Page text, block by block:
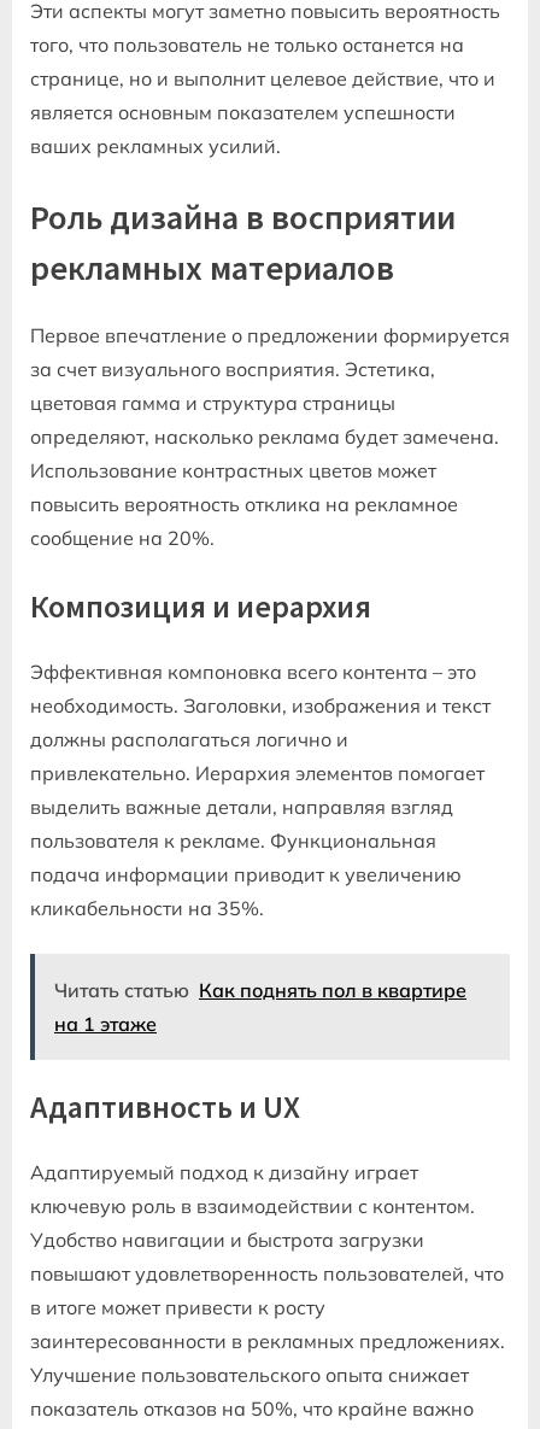
Эти аспекты могут заметно повысить вероятность
того, что пользователь не только останется на
странице, но и выполнит целевое действие, что и
является основным показателем успешности
ваших рекламных усилий.
Роль дизайна в восприятии
рекламных материалов
Первое впечатление о предложении формируется
за счет визуального восприятия. Эстетика,
цветовая гамма и структура страницы
определяют, насколько реклама будет замечена.
Использование контрастных цветов может
повысить вероятность отклика на рекламное
сообщение на 20%.
Композиция и иерархия
Эффективная компоновка всего контента – это
необходимость. Заголовки, изображения и текст
должны располагаться логично и
привлекательно. Иерархия элементов помогает
выделить важные детали, направляя взгляд
пользователя к рекламе. Функциональная
подача информации приводит к увеличению
кликабельности на 35%.
Читать статью Как поднять пол в квартире
на 1 этаже
Адаптивность и UX
Адаптируемый подход к дизайну играет
ключевую роль в взаимодействии с контентом.
Удобство навигации и быстрота загрузки
повышают удовлетворенность пользователей, что
в итоге может привести к росту
заинтересованности в рекламных предложениях.
Улучшение пользовательского опыта снижает
показатель отказов на 50%, что крайне важно